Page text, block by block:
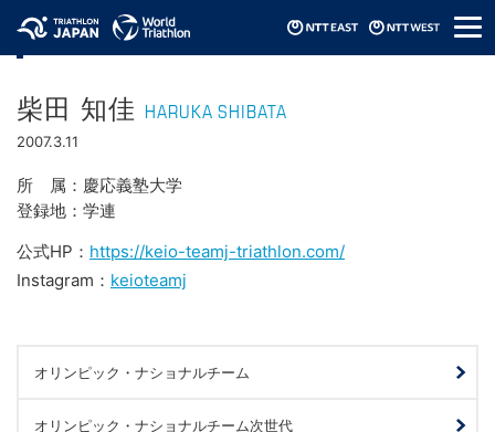
メ
ニ
選手情報
柴田 知佳 HARUKA SHIBATA
2007.3.11
所属
慶応義塾大学
登録地
学連
公式HP： https://keio-teamj-triathlon.com/
Instagram： keioteamj
オリンピック・ナショナルチーム
オリンピック・ナショナルチーム次世代